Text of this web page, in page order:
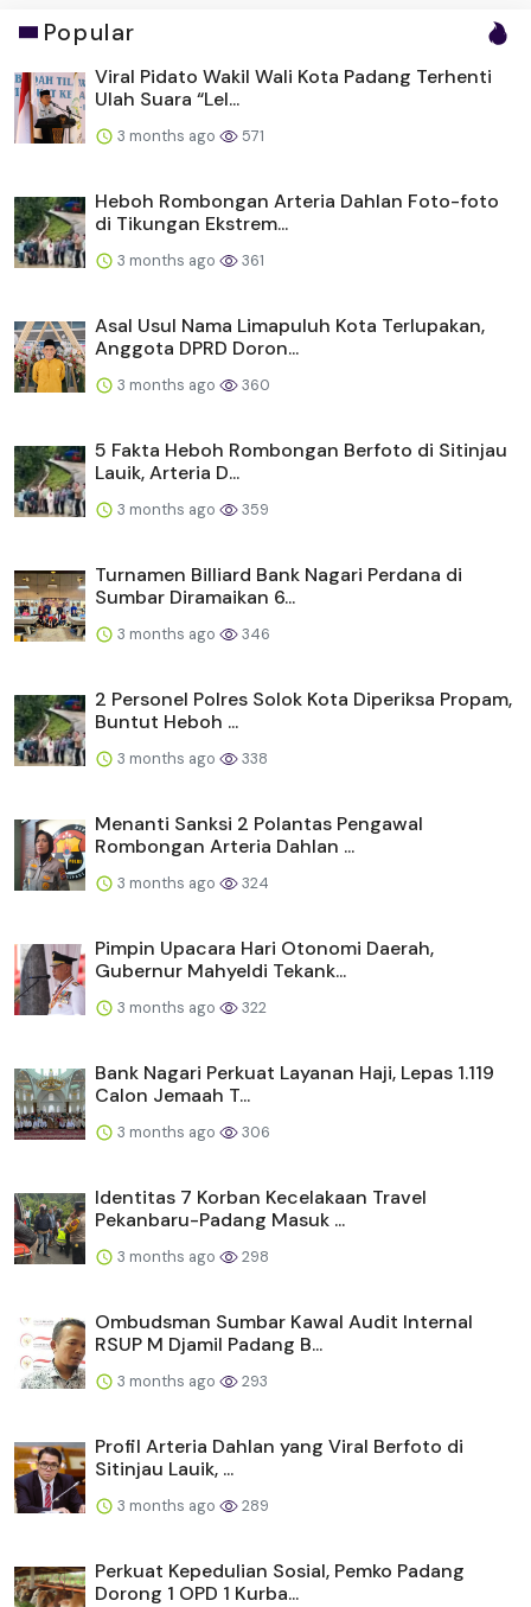
Popular
Viral Pidato Wakil Wali Kota Padang Terhenti
Ulah Suara “Lel...
3 months ago 571
Heboh Rombongan Arteria Dahlan Foto-foto
di Tikungan Ekstrem...
3 months ago 361
Asal Usul Nama Limapuluh Kota Terlupakan,
Anggota DPRD Doron...
3 months ago 360
5 Fakta Heboh Rombongan Berfoto di Sitinjau
Lauik, Arteria D...
3 months ago 359
Turnamen Billiard Bank Nagari Perdana di
Sumbar Diramaikan 6...
3 months ago 346
2 Personel Polres Solok Kota Diperiksa Propam,
Buntut Heboh ...
3 months ago 338
Menanti Sanksi 2 Polantas Pengawal
Rombongan Arteria Dahlan ...
3 months ago 324
Pimpin Upacara Hari Otonomi Daerah,
Gubernur Mahyeldi Tekank...
3 months ago 322
Bank Nagari Perkuat Layanan Haji, Lepas 1.119
Calon Jemaah T...
3 months ago 306
Identitas 7 Korban Kecelakaan Travel
Pekanbaru-Padang Masuk ...
3 months ago 298
Ombudsman Sumbar Kawal Audit Internal
RSUP M Djamil Padang B...
3 months ago 293
Profil Arteria Dahlan yang Viral Berfoto di
Sitinjau Lauik, ...
3 months ago 289
Perkuat Kepedulian Sosial, Pemko Padang
Dorong 1 OPD 1 Kurba...